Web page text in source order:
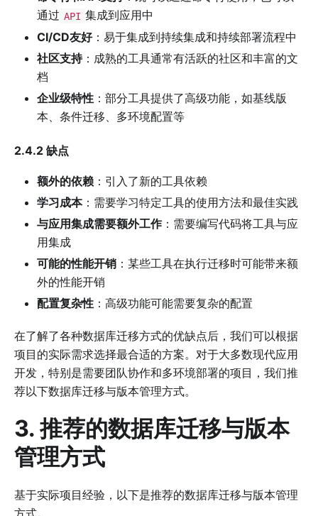
通过 API 集成到应用中
CI/CD友好：易于集成到持续集成和持续部署流程中
社区支持：成熟的工具通常有活跃的社区和丰富的文
档
企业级特性 ：部分工具提供了高级功能，如基线版
本、条件迁移、多环境配置等
2.4.2 缺点
额外的依赖 ：引入了新的工具依赖
学习成本：需要学习特定工具的使用方法和最佳实践
与应用集成需要额外工作：需要编写代码将工具与应
用集成
可能的性能开销 ：某些工具在执行迁移时可能带来额
外的性能开销
配置复杂性 ：高级功能可能需要复杂的配置
在了解了各种数据库迁移方式的优缺点后，我们可以根据
项目的实际需求选择最合适的方案。对于大多数现代应用
开发，特别是需要团队协作和多环境部署的项目，我们推
荐以下数据库迁移与版本管理方式。
3. 推荐的数据库迁移与版本
管理方式
基于实际项目经验，以下是推荐的数据库迁移与版本管理
方式。